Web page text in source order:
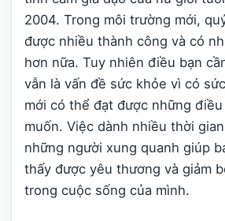
2004. Trong môi trường mới,
được nhiều thành công và có
hơn nữa. Tuy nhiên điều bạn
vẫn là vấn đề sức khỏe vì có
mới có thể đạt được những
muốn. Việc dành nhiều thời
những người xung quanh giúp
thấy được yêu thương và giảm
trong cuộc sống của mình.